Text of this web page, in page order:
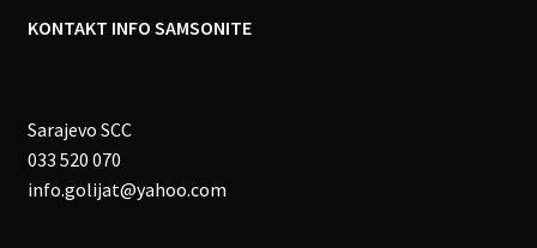
KONTAKT INFO SAMSONITE
Sarajevo SCC
033 520 070
info.golijat@yahoo.com